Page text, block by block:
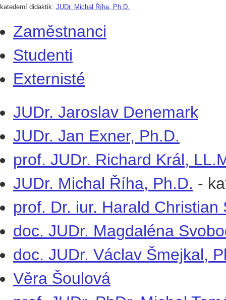
katederní didaktik: JUDr. Michal Říha, Ph.D.
Zaměstnanci
Studenti
Externisté
JUDr. Jaroslav Denemark
JUDr. Jan Exner, Ph.D.
prof. JUDr. Richard Král,
JUDr. Michal Říha, Ph.D. -
prof. Dr. iur. Harald
doc. JUDr. Magdaléna
doc. JUDr. Václav Šmejkal,
Věra Šoulová